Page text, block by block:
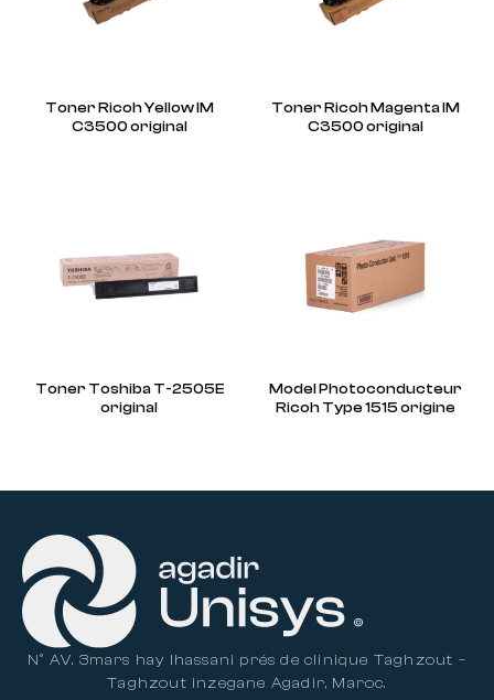
Toner Ricoh Yellow IM
C3500 original
Toner Ricoh Magenta IM
C3500 original
Toner Toshiba T-2505E
original
Model Photoconducteur
Ricoh Type 1515 origine
N° AV. 3mars hay lhassani prés de clinique Taghzout –
Taghzout inzegane Agadir, Maroc.